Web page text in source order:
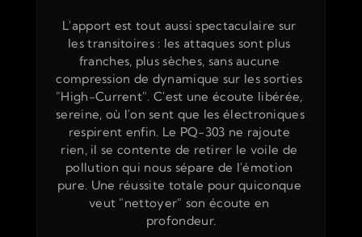
L'apport est tout aussi spectaculaire sur
les transitoires : les attaques sont plus
franches, plus sèches, sans aucune
compression de dynamique sur les sorties
"High-Current". C'est une écoute libérée,
sereine, où l'on sent que les électroniques
respirent enfin. Le PQ-303 ne rajoute
rien, il se contente de retirer le voile de
pollution qui nous sépare de l'émotion
pure. Une réussite totale pour quiconque
veut "nettoyer" son écoute en
profondeur.